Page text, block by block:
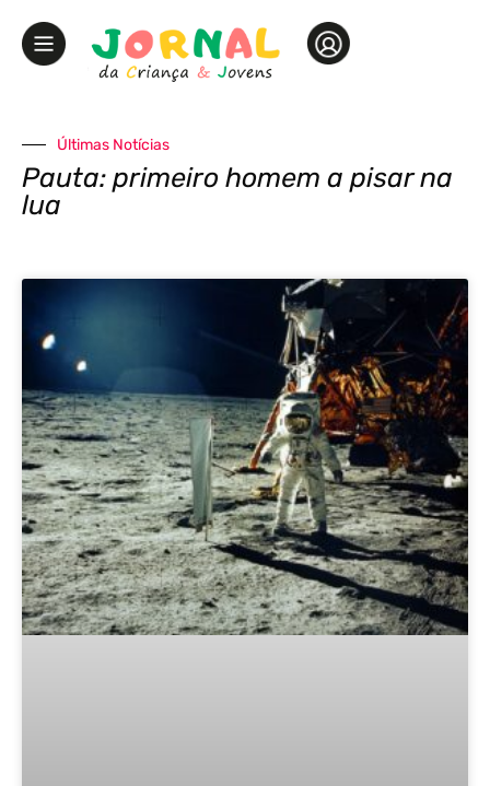
Últimas Notícias
Pauta: primeiro homem a pisar na
lua